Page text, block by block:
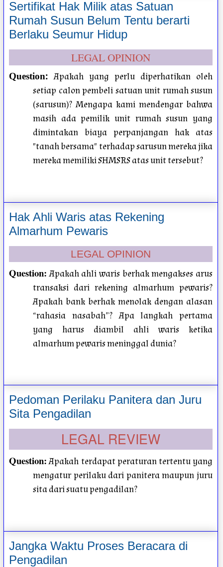
Sertifikat Hak Milik atas Satuan
Rumah Susun Belum Tentu berarti
Berlaku Seumur Hidup
LEGAL OPINION
Question: Apakah yang perlu diperhatikan oleh
setiap calon pembeli satuan unit rumah susun
(sarusun)? Mengapa kami mendengar bahwa
masih ada pemilik unit rumah susun yang
dimintakan biaya perpanjangan hak atas
"tanah bersama" terhadap sarusun mereka jika
mereka memiliki SHMSRS atas unit tersebut?
Hak Ahli Waris atas Rekening
Almarhum Pewaris
LEGAL OPINION
Question: Apakah ahli waris berhak mengakses arus
transaksi dari rekening almarhum pewaris?
Apakah bank berhak menolak dengan alasan
“rahasia nasabah”? Apa langkah pertama
yang harus diambil ahli waris ketika
almarhum pewaris meninggal dunia?
Pedoman Perilaku Panitera dan Juru
Sita Pengadilan
LEGAL REVIEW
Question:Apakah terdapat peraturan tertentu yang
mengatur perilaku dari panitera maupun juru
sita dari suatu pengadilan?
Jangka Waktu Proses Beracara di
Pengadilan